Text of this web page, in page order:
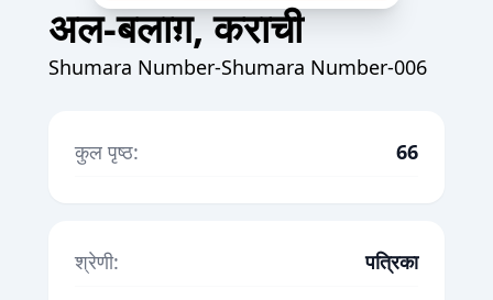
अल-बलाग़, कराची
Shumara Number-Shumara Number-006
कुल पृष्ठ: 66
श्रेणी:
पत्रिका